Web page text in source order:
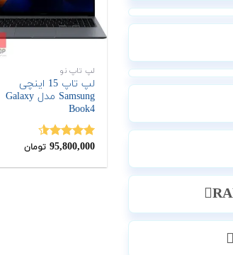
لپ تاپ نو
لپ تاپ 15 اینچی
Samsung مدل Galaxy
Book4
نمره4.50
95,800,000 تومان